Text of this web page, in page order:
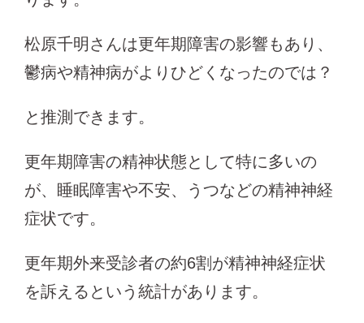
松原千明さんは更年期障害の影響もあり、
鬱病や精神病がよりひどくなったのでは？
と推測できます。
更年期障害の精神状態として特に多いの
が、睡眠障害や不安、うつなどの精神神経
症状です。
更年期外来受診者の約6割が精神神経症状
を訴えるという統計があります。